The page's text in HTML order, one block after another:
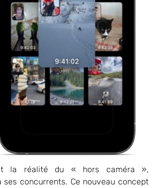
et la réalité du « hors caméra »,
concurrents. Ce nouveau concept